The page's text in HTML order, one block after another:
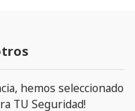
hemos seleccionado
TU Seguridad!